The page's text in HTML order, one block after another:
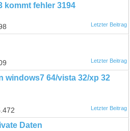
kommt fehler 3194
windows7 64/vista 32/xp 32
Daten